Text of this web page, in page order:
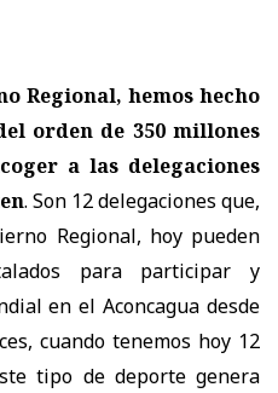
Regional, hemos hecho
orden de 350 millones
a las delegaciones
. Son 12 delegaciones que,
Regional, hoy pueden
para participar y
en el Aconcagua desde
cuando tenemos hoy 12
tipo de deporte genera